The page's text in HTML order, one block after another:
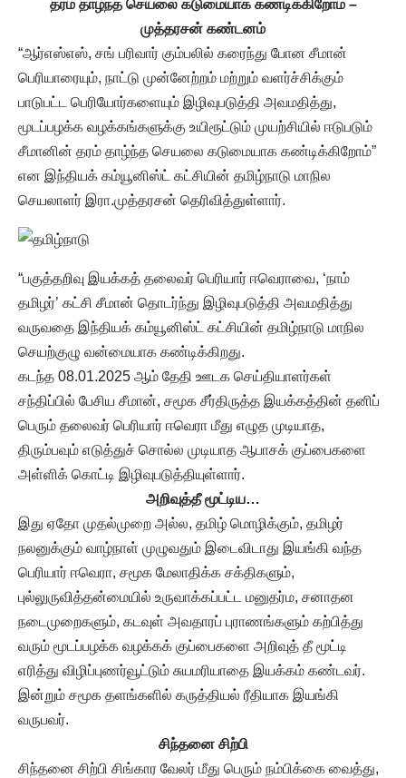
தரம் தாழ்ந்த செயலை கடுமையாக கண்டிக்கிறோம் –
முத்தரசன் கண்டனம்
“ஆர்எஸ்எஸ், சங் பரிவார் கும்பலில் கரைந்து போன சீமான்
பெரியாரையும், நாட்டு முன்னேற்றம் மற்றும் வளர்ச்சிக்கும்
பாடுபட்ட பெரியோர்களையும் இழிவுபடுத்தி அவமதித்து,
மூடப்பழக்க வழக்கங்களுக்கு உயிரூட்டும் முயற்சியில் ஈடுபடும்
சீமானின் தரம் தாழ்ந்த செயலை கடுமையாக கண்டிக்கிறோம்”
என இந்தியக் கம்யூனிஸ்ட் கட்சியின் தமிழ்நாடு மாநில
செயலாளர் இரா.முத்தரசன் தெரிவித்துள்ளார்.
“பகுத்தறிவு இயக்கத் தலைவர் பெரியார் ஈவெராவை, ‘நாம்
தமிழர்’ கட்சி சீமான் தொடர்ந்து இழிவுபடுத்தி அவமதித்து
வருவதை இந்தியக் கம்யூனிஸ்ட் கட்சியின் தமிழ்நாடு மாநில
செயற்குழு வன்மையாக கண்டிக்கிறது.
கடந்த 08.01.2025 ஆம் தேதி ஊடக செய்தியாளர்கள்
சந்திப்பில் பேசிய சீமான், சமூக சீர்திருத்த இயக்கத்தின் தனிப்
பெரும் தலைவர் பெரியார் ஈவெரா மீது எழுத முடியாத,
திரும்பவும் எடுத்துச் சொல்ல முடியாத ஆபாசக் குப்பைகளை
அள்ளிக் கொட்டி இழிவுபடுத்தியுள்ளார்.
அறிவுத்தீ மூட்டிய…
இது ஏதோ முதல்முறை அல்ல, தமிழ் மொழிக்கும், தமிழர்
நலனுக்கும் வாழ்நாள் முழுவதும் இடைவிடாது இயங்கி வந்த
பெரியார் ஈவெரா, சமூக மேலாதிக்க சக்திகளும்,
புல்லுருவித்தன்மையில் உருவாக்கப்பட்ட மனுதர்ம, சனாதன
நடைமுறைகளும், கடவுள் அவதாரப் புராணங்களும் கற்பித்து
வரும் மூடப்பழக்க வழக்கக் குப்பைகளை அறிவுத் தீ மூட்டி
எரித்து விழிப்புணர்வூட்டும் சுயமரியாதை இயக்கம் கண்டவர்.
இன்றும் சமூக தளங்களில் கருத்தியல் ரீதியாக இயங்கி
வருபவர்.
சிந்தனை சிற்பி
சிந்தனை சிற்பி சிங்கார வேலர் மீது பெரும் நம்பிக்கை வைத்து,